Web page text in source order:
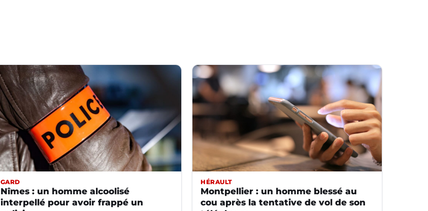
GARD
Nîmes : un homme alcoolisé
interpellé pour avoir frappé un
HÉRAULT
Montpellier : un homme blessé au
cou après la tentative de vol de son